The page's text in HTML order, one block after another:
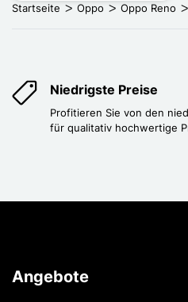
Startseite Oppo Oppo Reno
Niedrigste Preise
Profitieren Sie von den
für qualitativ hochwertige
Angebote